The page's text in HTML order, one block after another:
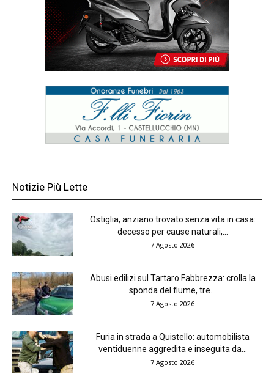
Notizie Più Lette
Ostiglia, anziano trovato senza vita in casa:
decesso per cause naturali,...
7 Agosto 2026
Abusi edilizi sul Tartaro Fabbrezza: crolla la
sponda del fiume, tre...
7 Agosto 2026
Furia in strada a Quistello: automobilista
ventiduenne aggredita e inseguita da...
7 Agosto 2026